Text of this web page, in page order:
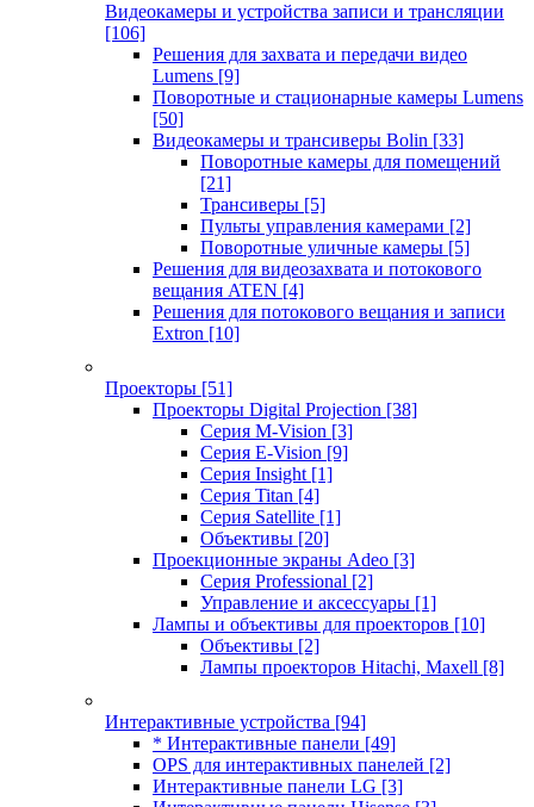
Видеокамеры и устройства записи и трансляции
[106]
Решения для захвата и передачи видео
Lumens [9]
Поворотные и стационарные камеры Lumens
[50]
Видеокамеры и трансиверы Bolin [33]
Поворотные камеры для помещений
[21]
Трансиверы [5]
Пульты управления камерами [2]
Поворотные уличные камеры [5]
Решения для видеозахвата и потокового
вещания ATEN [4]
Решения для потокового вещания и записи
Extron [10]
Проекторы [51]
Проекторы Digital Projection [38]
Серия M-Vision [3]
Серия E-Vision [9]
Серия Insight [1]
Серия Titan [4]
Серия Satellite [1]
Объективы [20]
Проекционные экраны Adeo [3]
Серия Professional [2]
Управление и аксессуары [1]
Лампы и объективы для проекторов [10]
Объективы [2]
Лампы проекторов Hitachi, Maxell [8]
Интерактивные устройства [94]
* Интерактивные панели [49]
OPS для интерактивных панелей [2]
Интерактивные панели LG [3]